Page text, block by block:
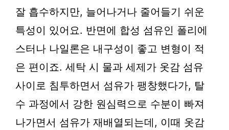
잘 흡수하지만, 늘어나거나 줄어들기 쉬운
특성이 있어요. 반면에 합성 섬유인 폴리에
스터나 나일론은 내구성이 좋고 변형이 적
은 편이죠. 세탁 시 물과 세제가 옷감 섬유
사이로 침투하면서 섬유가 팽창했다가, 탈
수 과정에서 강한 원심력으로 수분이 빠져
나가면서 섬유가 재배열되는데, 이때 옷감